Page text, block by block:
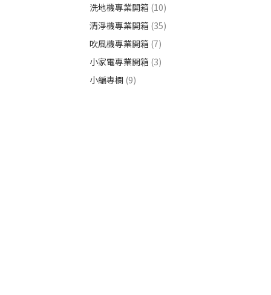
洗地機專業開箱 (10)
清淨機專業開箱 (35)
吹風機專業開箱 (7)
小家電專業開箱 (3)
小編專欄 (9)